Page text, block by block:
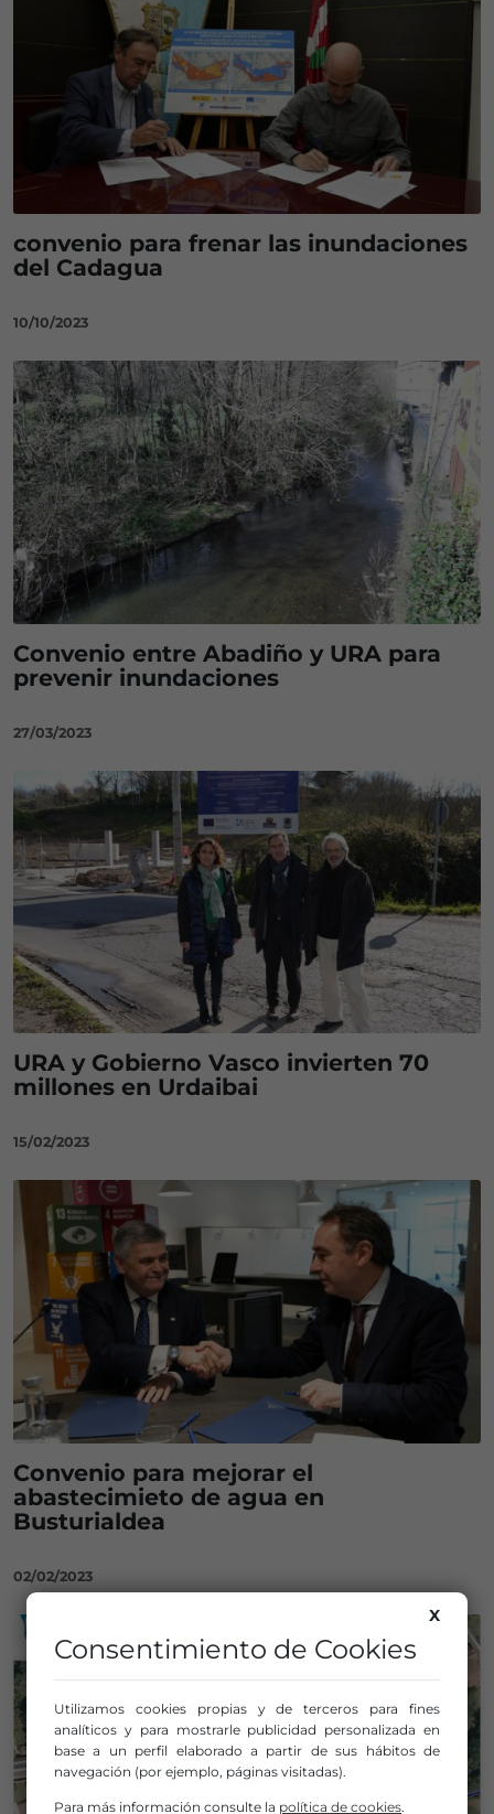
convenio para frenar las inundaciones
del Cadagua
10/10/2023
Convenio entre Abadiño y URA para
prevenir inundaciones
27/03/2023
URA y Gobierno Vasco invierten 70
millones en Urdaibai
15/02/2023
Convenio para mejorar el
abastecimieto de agua en
Busturialdea
02/02/2023
X
Consentimiento de Cookies
Utilizamos cookies propias y de terceros para fines
analíticos y para mostrarle publicidad personalizada en
base a un perfil elaborado a partir de sus hábitos de
navegación (por ejemplo, páginas visitadas).
Para más información consulte la política de cookies.